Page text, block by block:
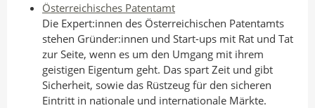
Österreichisches Patentamt
Die Expert:innen des Österreichischen Patentamts
stehen Gründer:innen und Start-ups mit Rat und Tat
zur Seite, wenn es um den Umgang mit ihrem
geistigen Eigentum geht. Das spart Zeit und gibt
Sicherheit, sowie das Rüstzeug für den sicheren
Eintritt in nationale und internationale Märkte.